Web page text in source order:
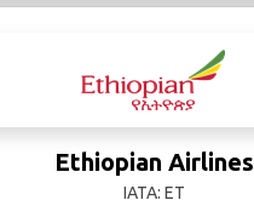
Ethiopian Airlines
IATA: ET